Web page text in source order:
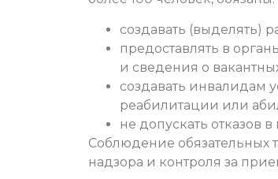
создавать (выделять)
предоставлять в
и сведения о
создавать инвалидам
реабилитации или
не допускать отказов
Соблюдение обязательных
надзора и контроля за